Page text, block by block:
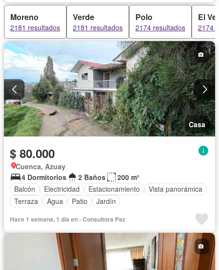
Moreno
2181 resultados
Verde
2181 resultados
Polo
2174 resultados
El
2174
Casa
$ 80.000
Cuenca, Azuay
4 Dormitorios
2 Baños
200 m²
Balcón
Electricidad Estacionamiento
Vista panorámica
Terraza
Agua Patio Jardín
Hace 1 semana, 1 día en - Consultora Paz